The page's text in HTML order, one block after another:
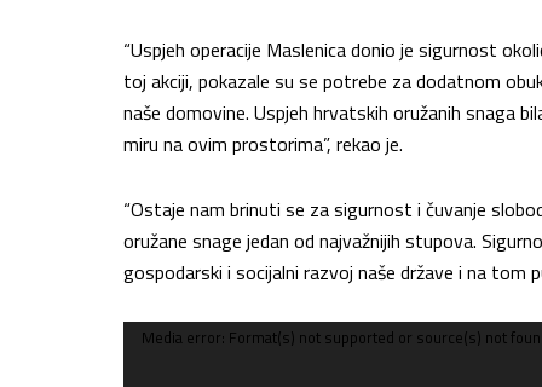
“Uspjeh operacije Maslenica donio je sigurnost
toj akciji, pokazale su se potrebe za dodatnom
naše domovine. Uspjeh hrvatskih oružanih snaga
miru na ovim prostorima”, rekao je.
“Ostaje nam brinuti se za sigurnost i čuvanje
oružane snage jedan od najvažnijih stupova.
gospodarski i socijalni razvoj naše države i na tom
Reproduktor
Media error: Format(s) not supported or source(s) not